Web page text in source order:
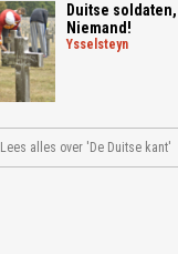
Duitse
Niemand!
ysselsteyn
Lees alles over 'De Duitse kant'